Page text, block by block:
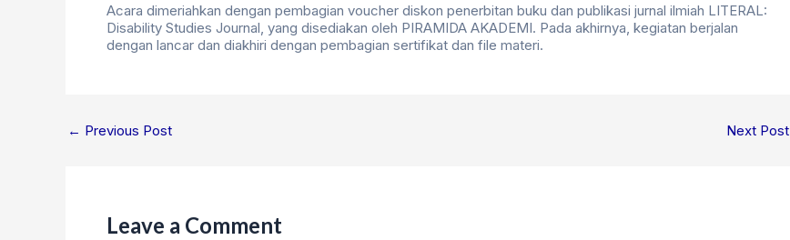
Acara dimeriahkan dengan pembagian voucher diskon penerbitan buku dan publikasi jurnal ilmiah LITERAL:
Disability Studies Journal, yang disediakan oleh PIRAMIDA AKADEMI. Pada akhirnya, kegiatan berjalan
dengan lancar dan diakhiri dengan pembagian sertifikat dan file materi.
← Previous Post Next Post
Leave a Comment